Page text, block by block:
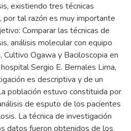
existiendo tres técnicas
tal razón es muy importante
Comparar las técnicas de
análisis molecular con equipo
Ogawa y Baciloscopia en
Sergio E. Bernales Lima,
es descriptiva y de un
población estuvo constituida por
de esputo de los pacientes
La técnica de investigación
datos fueron obtenidos de los